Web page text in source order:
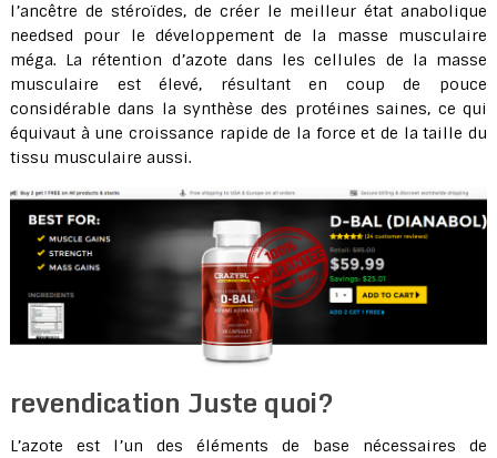
l’ancêtre de stéroïdes, de créer le meilleur état anabolique
needsed pour le développement de la masse musculaire
méga. La rétention d’azote dans les cellules de la masse
musculaire est élevé, résultant en coup de pouce
considérable dans la synthèse des protéines saines, ce qui
équivaut à une croissance rapide de la force et de la taille du
tissu musculaire aussi.
revendication Juste quoi?
L’azote est l’un des éléments de base nécessaires de